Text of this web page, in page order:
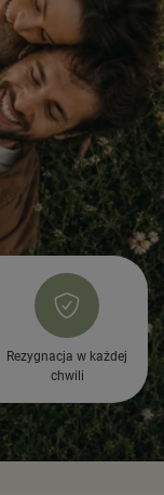
Rezygnacja w każdej
chwili